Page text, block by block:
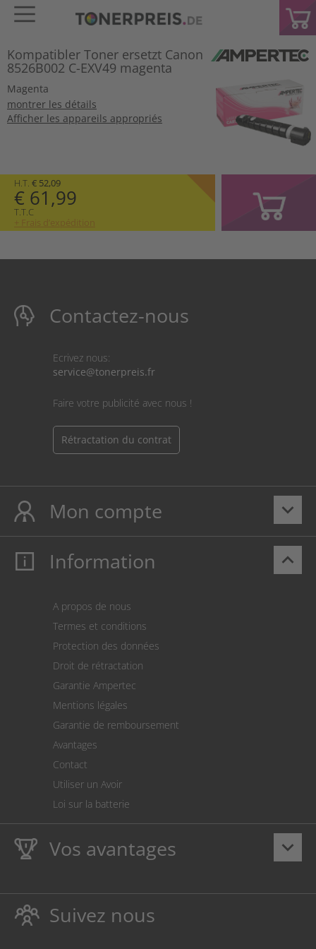
Kompatibler Toner ersetzt Canon
8526B002 C-EXV49 magenta
Magenta
montrer les détails
Afficher les appareils appropriés
H.T. € 52,09
€ 61,99
T.T.C
+ Frais d’expédition
Contactez-nous
Ecrivez nous:
service@tonerpreis.fr
Faire votre publicité avec nous !
Rétractation du contrat
keyboard_arrow_down
Mon compte
Mon compte
Paiement
Le calculateur des frais de port
Paramètres des cookies
keyboard_arrow_up
Information
A propos de nous
Termes et conditions
Protection des données
Droit de rétractation
Garantie Ampertec
Mentions légales
Garantie de remboursement
Avantages
Contact
Utiliser un Avoir
Loi sur la batterie
keyboard_arrow_down
Vos avantages
LaAmpertec Garantie à viesur les encres et toners
Suivez nous